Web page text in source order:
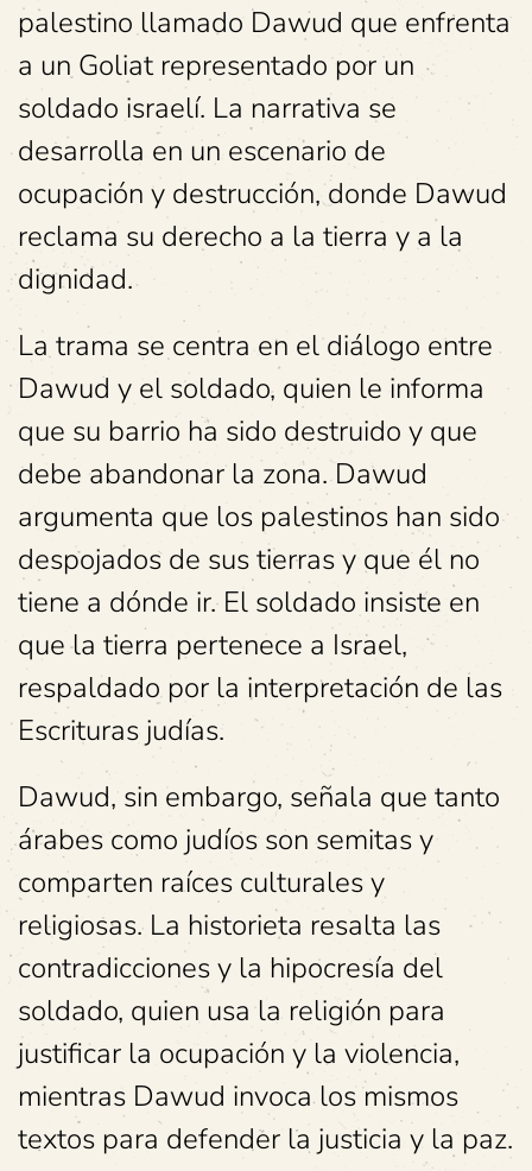
palestino llamado Dawud que enfrenta
a un Goliat representado por un
soldado israelí. La narrativa se
desarrolla en un escenario de
ocupación y destrucción, donde Dawud
reclama su derecho a la tierra y a la
dignidad.
La trama se centra en el diálogo entre
Dawud y el soldado, quien le informa
que su barrio ha sido destruido y que
debe abandonar la zona. Dawud
argumenta que los palestinos han sido
despojados de sus tierras y que él no
tiene a dónde ir. El soldado insiste en
que la tierra pertenece a Israel,
respaldado por la interpretación de las
Escrituras judías.
Dawud, sin embargo, señala que tanto
árabes como judíos son semitas y
comparten raíces culturales y
religiosas. La historieta resalta las
contradicciones y la hipocresía del
soldado, quien usa la religión para
justificar la ocupación y la violencia,
mientras Dawud invoca los mismos
textos para defender la justicia y la paz.